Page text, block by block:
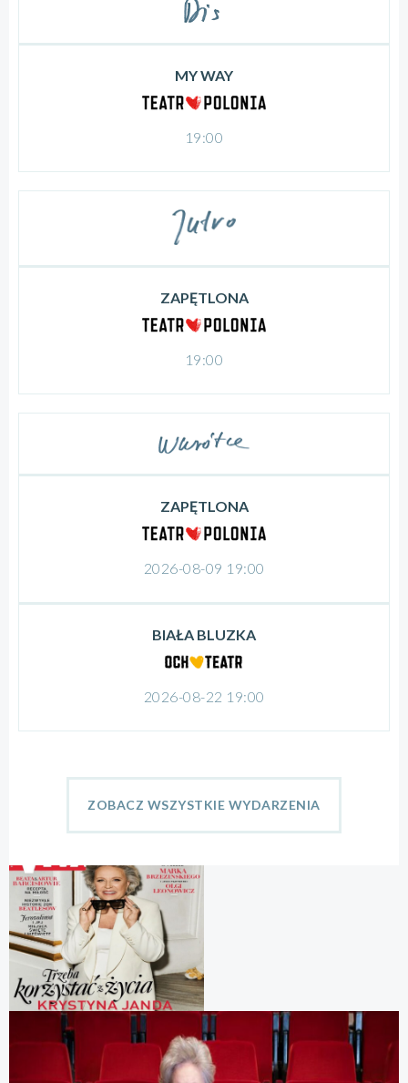
MY WAY
19:00
ZAPĘTLONA
19:00
ZAPĘTLONA
2026-08-09 19:00
BIAŁA BLUZKA
2026-08-22 19:00
ZOBACZ WSZYSTKIE WYDARZENIA